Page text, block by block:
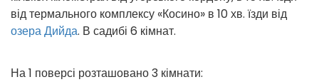
від термального комплексу «Косино» в 10 хв. їзди від
озера Дийда. В садибі 6 кімнат.
На 1 поверсі розташовано 3 кімнати: